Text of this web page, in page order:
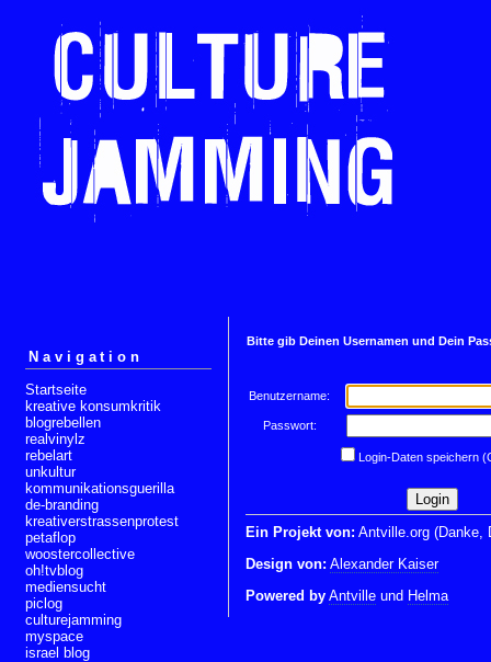
Navigation
Startseite
kreative konsumkritik
blogrebellen
realvinylz
rebelart
unkultur
kommunikationsguerilla
de-branding
kreativerstrassenprotest
petaflop
woostercollective
oh!tvblog
mediensucht
piclog
culturejamming
myspace
israel blog
Bitte gib Deinen Usernamen und Dein
Benutzername:
Passwort:
Login-Daten speichern
Ein Projekt von: Antville.org (Danke,
Design von: Alexander Kaiser
Powered by Antville und Helma